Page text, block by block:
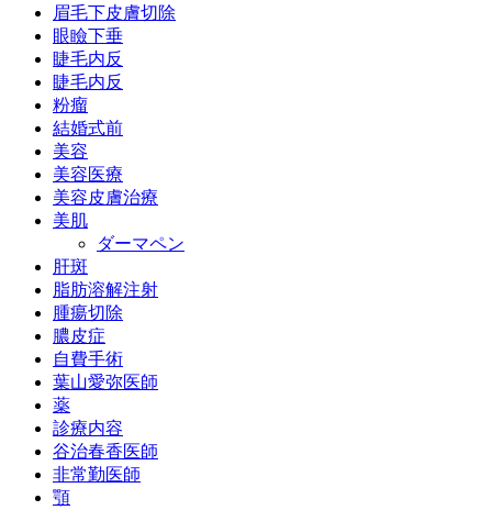
眉毛下皮膚切除
眼瞼下垂
睫毛内反
睫毛内反
粉瘤
結婚式前
美容
美容医療
美容皮膚治療
美肌
ダーマペン
肝斑
脂肪溶解注射
腫瘍切除
膿皮症
自費手術
葉山愛弥医師
薬
診療内容
谷治春香医師
非常勤医師
顎